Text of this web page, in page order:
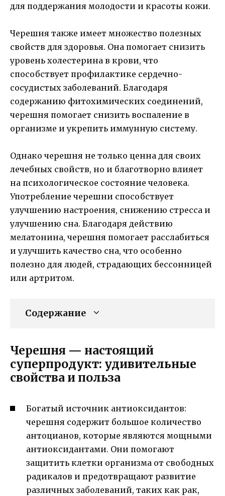
для поддержания молодости и красоты кожи.
Черешня также имеет множество полезных
свойств для здоровья. Она помогает снизить
уровень холестерина в крови, что
способствует профилактике сердечно-
сосудистых заболеваний. Благодаря
содержанию фитохимических соединений,
черешня помогает снизить воспаление в
организме и укрепить иммунную систему.
Однако черешня не только ценна для своих
лечебных свойств, но и благотворно влияет
на психологическое состояние человека.
Употребление черешни способствует
улучшению настроения, снижению стресса и
улучшению сна. Благодаря действию
мелатонина, черешня помогает расслабиться
и улучшить качество сна, что особенно
полезно для людей, страдающих бессонницей
или артритом.
Содержание
Черешня — настоящий
суперпродукт: удивительные
свойства и польза
Богатый источник антиоксидантов:
черешня содержит большое количество
антоцианов, которые являются мощными
антиоксидантами. Они помогают
защитить клетки организма от свободных
радикалов и предотвращают развитие
различных заболеваний, таких как рак,